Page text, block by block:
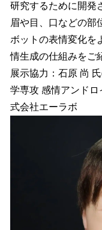
研究するために開発
眉や目、口などの部
ボットの表情変化を
情生成の仕組みをご
展示協力：石原 尚
学専攻 感情アンド
式会社エーラボ